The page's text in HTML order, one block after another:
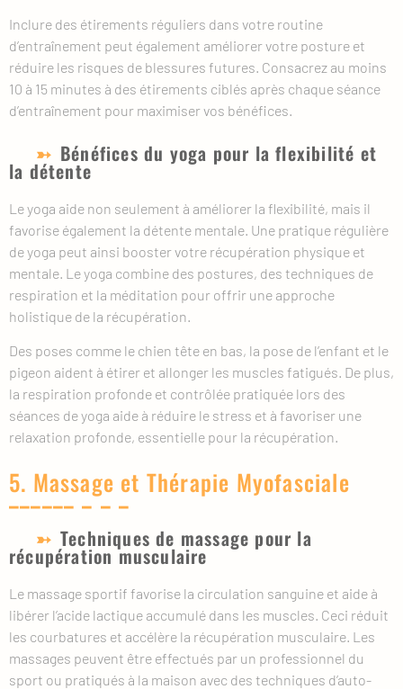
Inclure des étirements réguliers dans votre routine
d’entraînement peut également améliorer votre posture et
réduire les risques de blessures futures. Consacrez au moins
10 à 15 minutes à des étirements ciblés après chaque séance
d’entraînement pour maximiser vos bénéfices.
Bénéfices du yoga pour la flexibilité et
la détente
Le yoga aide non seulement à améliorer la flexibilité, mais il
favorise également la détente mentale. Une pratique régulière
de yoga peut ainsi booster votre récupération physique et
mentale. Le yoga combine des postures, des techniques de
respiration et la méditation pour offrir une approche
holistique de la récupération.
Des poses comme le chien tête en bas, la pose de l’enfant et le
pigeon aident à étirer et allonger les muscles fatigués. De plus,
la respiration profonde et contrôlée pratiquée lors des
séances de yoga aide à réduire le stress et à favoriser une
relaxation profonde, essentielle pour la récupération.
5. Massage et Thérapie Myofasciale
Techniques de massage pour la
récupération musculaire
Le massage sportif favorise la circulation sanguine et aide à
libérer l’acide lactique accumulé dans les muscles. Ceci réduit
les courbatures et accélère la récupération musculaire. Les
massages peuvent être effectués par un professionnel du
sport ou pratiqués à la maison avec des techniques d’auto-